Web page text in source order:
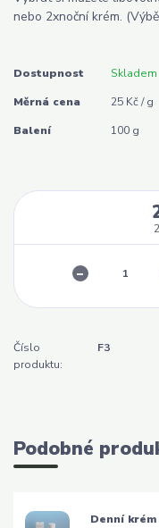
nebo 2xnoční krém.
Dostupnost Skladem
Měrná cena 25 Kč / g
Balení 100 g
Číslo
produktu:
F3
Podobné
Denní